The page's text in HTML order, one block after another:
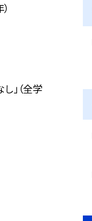
」（全学